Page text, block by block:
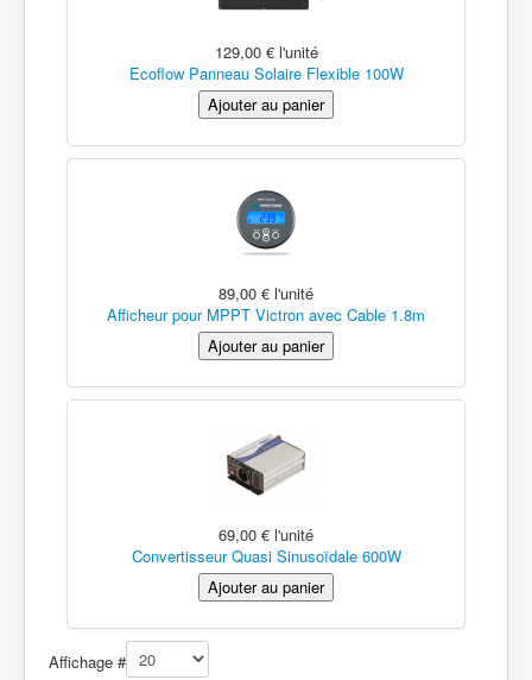
129,00 € l'unité
Ecoflow Panneau Solaire Flexible 100W
89,00 € l'unité
Afficheur pour MPPT Victron avec Cable 1.8m
69,00 € l'unité
Convertisseur Quasi Sinusoïdale 600W
Affichage #